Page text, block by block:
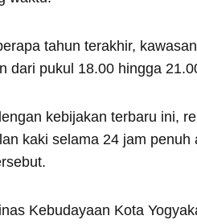
tahun terakhir,
dari pukul 18.00 hingga
kebijakan terbaru ini,
kaki selama 24 jam
Kebudayaan Kota